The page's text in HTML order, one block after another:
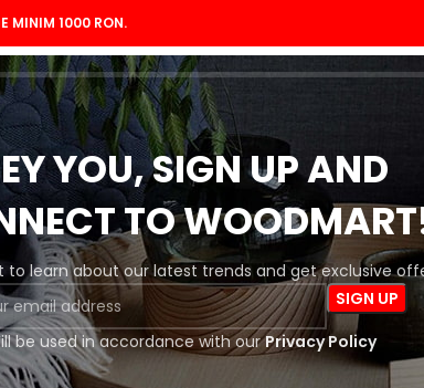
YOU, SIGN UP AND
TO
to learn about our latest trends and get exclusive
be used in accordance with ourPrivacy Policy
MINIM 1000 RON.
Se întrevăd
Pregătirea este importantă!